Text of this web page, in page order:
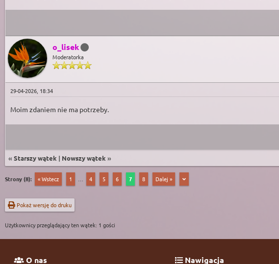
o_lisek
Moderatorka
29-04-2026, 18:34
Moim zdaniem nie ma potrzeby.
« Starszy wątek | Nowszy wątek »
Strony (8): « Wstecz 1 4 5 6 7 8 Dalej »
Pokaż wersję do druku
Użytkownicy przeglądający ten wątek: 1 gości
O nas Nawigacja